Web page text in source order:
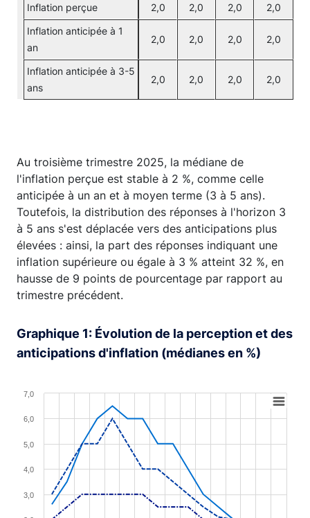
Inflation perçue 2,0 2,0 2,0 2,0
Inflation anticipée à 1
an
2,0 2,0 2,0 2,0
Inflation anticipée à 3-5
ans
2,0 2,0 2,0 2,0
Au troisième trimestre 2025, la médiane de
l'inflation perçue est stable à 2 %, comme celle
anticipée à un an et à moyen terme (3 à 5 ans).
Toutefois, la distribution des réponses à l'horizon 3
à 5 ans s'est déplacée vers des anticipations plus
élevées : ainsi, la part des réponses indiquant une
inflation supérieure ou égale à 3 % atteint 32 %, en
hausse de 9 points de pourcentage par rapport au
trimestre précédent.
Graphique 1: Évolution de la perception et des
anticipations d'inflation (médianes en %)
Line chart with 3 lines.
View as data table, Chart
The chart has 1 X axis displaying XAxis.
The chart has 1 Y axis displaying YAxis. Range: 0 to 7.
3,0
4,0
5,0
6,0
7,0